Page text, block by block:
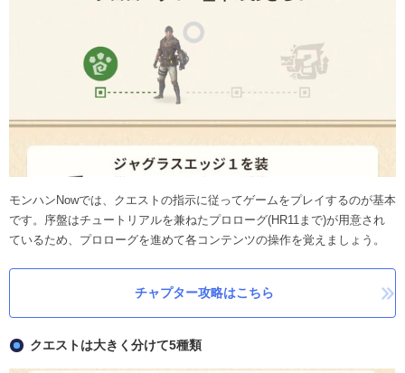
モンハンNowでは、クエストの指示に従ってゲームをプレイするのが基本
です。序盤はチュートリアルを兼ねたプロローグ(HR11まで)が用意され
ているため、プロローグを進めて各コンテンツの操作を覚えましょう。
チャプター攻略はこちら
クエストは大きく分けて5種類